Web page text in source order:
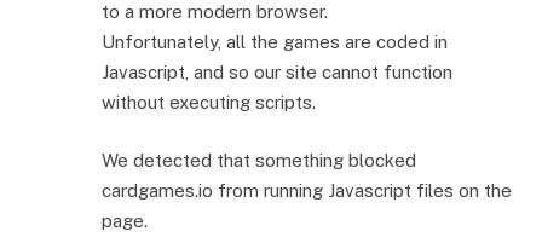
to a more modern browser.
Unfortunately, all the games are coded in
Javascript, and so our site cannot function
without executing scripts.
We detected that something blocked
cardgames.io from running Javascript files on the
page.